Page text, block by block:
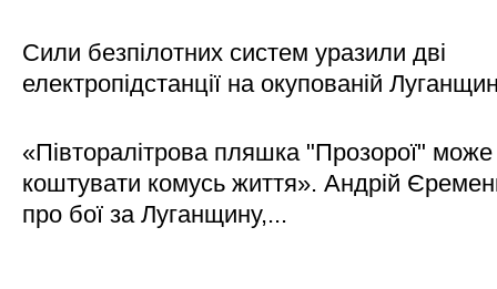
Сили безпілотних систем уразили дві
електропідстанції на окупованій
«Півторалітрова пляшка "Прозорої" може
коштувати комусь життя». Андрій
про бої за Луганщину,...